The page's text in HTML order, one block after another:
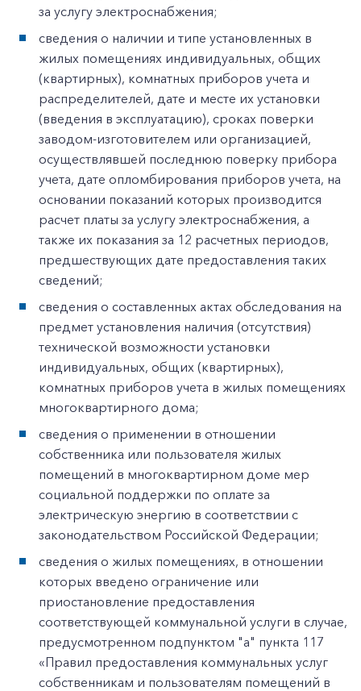
за услугу электроснабжения;
сведения о наличии и типе установленных в
жилых помещениях индивидуальных, общих
(квартирных), комнатных приборов учета и
распределителей, дате и месте их установки
(введения в эксплуатацию), сроках поверки
заводом-изготовителем или организацией,
осуществлявшей последнюю поверку прибора
учета, дате опломбирования приборов учета, на
основании показаний которых производится
расчет платы за услугу электроснабжения, а
также их показания за 12 расчетных периодов,
предшествующих дате предоставления таких
сведений;
сведения о составленных актах обследования на
предмет установления наличия (отсутствия)
технической возможности установки
индивидуальных, общих (квартирных),
комнатных приборов учета в жилых помещениях
многоквартирного дома;
сведения о применении в отношении
собственника или пользователя жилых
помещений в многоквартирном доме мер
социальной поддержки по оплате за
электрическую энергию в соответствии с
законодательством Российской Федерации;
сведения о жилых помещениях, в отношении
которых введено ограничение или
приостановление предоставления
соответствующей коммунальной услуги в случае,
предусмотренном подпунктом "а" пункта 117
«Правил предоставления коммунальных услуг
собственникам и пользователям помещений в